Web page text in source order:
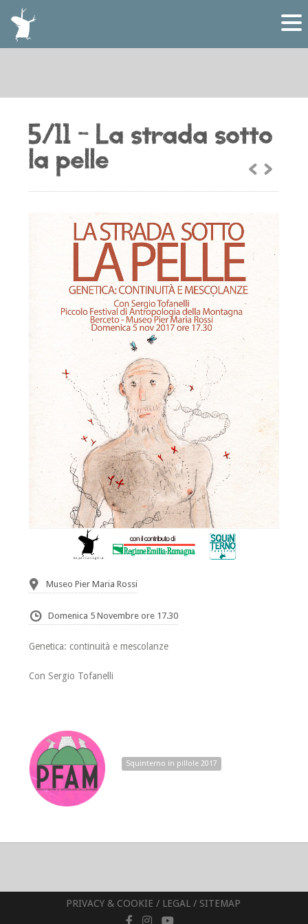
5/11 – La strada sotto
la pelle
Museo Pier Maria Rossi
Domenica 5 Novembre ore 17.30
Genetica: continuità e mescolanze
Con Sergio Tofanelli
Squinterno in pillole 2017
PRIVACY & COOKIE / LEGAL / SITEMAP